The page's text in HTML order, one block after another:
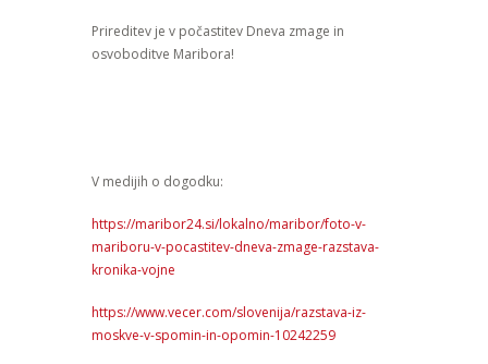
Prireditev je v počastitev Dneva zmage in
osvoboditve Maribora!
V medijih o dogodku:
https://maribor24.si/lokalno/maribor/foto-v-
mariboru-v-pocastitev-dneva-zmage-razstava-
kronika-vojne
https://www.vecer.com/slovenija/razstava-iz-
moskve-v-spomin-in-opomin-10242259